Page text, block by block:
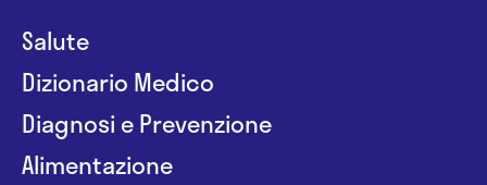
Salute
Dizionario Medico
Diagnosi e Prevenzione
Alimentazione